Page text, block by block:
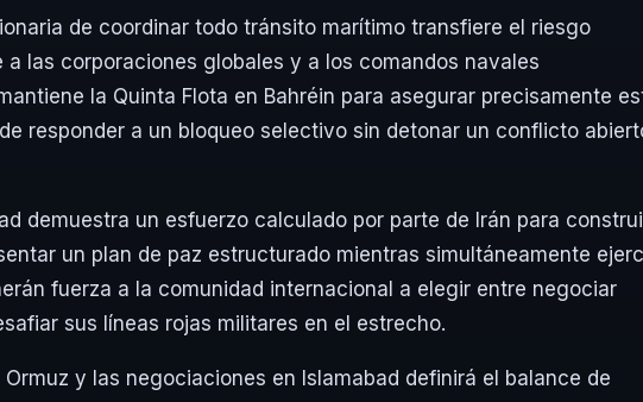
de coordinar todo tránsito marítimo transfiere el riesgo
las corporaciones globales y a los comandos navales
la Quinta Flota en Bahréin para asegurar precisamente
responder a un bloqueo selectivo sin detonar un conflicto
demuestra un esfuerzo calculado por parte de Irán para
un plan de paz estructurado mientras simultáneamente
fuerza a la comunidad internacional a elegir entre negociar
sus líneas rojas militares en el estrecho.
y las negociaciones en Islamabad definirá el balance de